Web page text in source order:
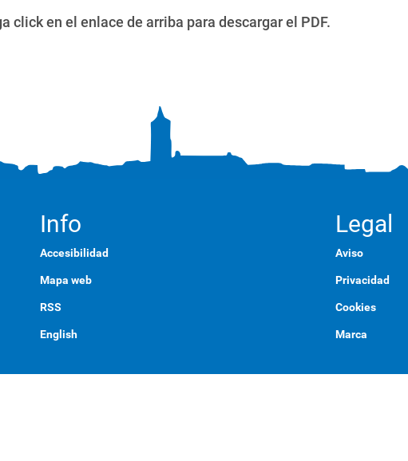
click en el enlace de arriba para descargar el PDF.
Info
Accesibilidad
Mapa web
RSS
English
Legal
Aviso
Privacidad
Cookies
Marca